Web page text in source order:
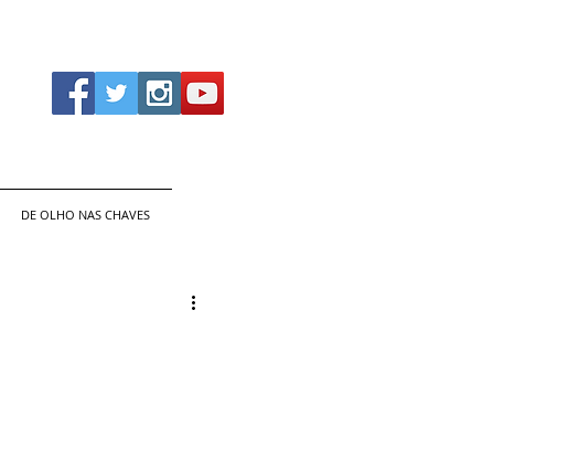
DE OLHO NAS CHAVES